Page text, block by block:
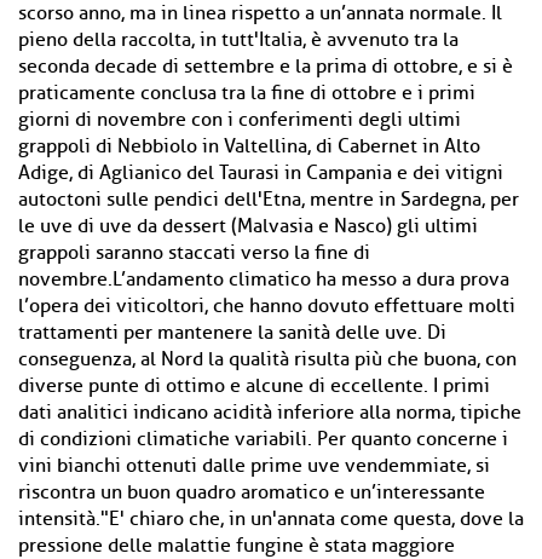
scorso anno, ma in linea rispetto a un’annata normale. Il
pieno della raccolta, in tutt'Italia, è avvenuto tra la
seconda decade di settembre e la prima di ottobre, e si è
praticamente conclusa tra la fine di ottobre e i primi
giorni di novembre con i conferimenti degli ultimi
grappoli di Nebbiolo in Valtellina, di Cabernet in Alto
Adige, di Aglianico del Taurasi in Campania e dei vitigni
autoctoni sulle pendici dell'Etna, mentre in Sardegna, per
le uve di uve da dessert (Malvasia e Nasco) gli ultimi
grappoli saranno staccati verso la fine di
novembre.L’andamento climatico ha messo a dura prova
l’opera dei viticoltori, che hanno dovuto effettuare molti
trattamenti per mantenere la sanità delle uve. Di
conseguenza, al Nord la qualità risulta più che buona, con
diverse punte di ottimo e alcune di eccellente. I primi
dati analitici indicano acidità inferiore alla norma, tipiche
di condizioni climatiche variabili. Per quanto concerne i
vini bianchi ottenuti dalle prime uve vendemmiate, si
riscontra un buon quadro aromatico e un’interessante
intensità."E' chiaro che, in un'annata come questa, dove la
pressione delle malattie fungine è stata maggiore